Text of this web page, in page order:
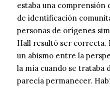
estaba una comprensión
de identificación
personas de orígenes
Hall resultó ser correcta.
un abismo entre la
la mía cuando se trataba
parecía permanecer.